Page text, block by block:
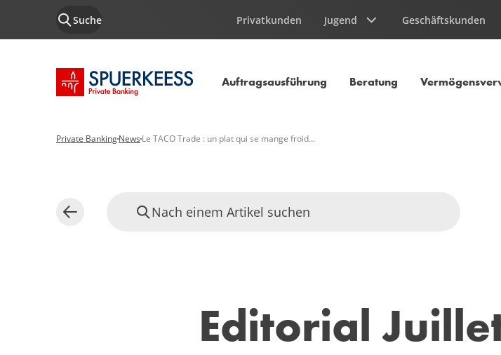
Suche Privatkunden Jugend Geschäftskunden
Startseite SPUERKEESS Auftragsausführung Beratung
Private BankingNews Le TACO Trade : un plat qui se mange froid…
Zurück Nach einem Artikel suchen
Editorial